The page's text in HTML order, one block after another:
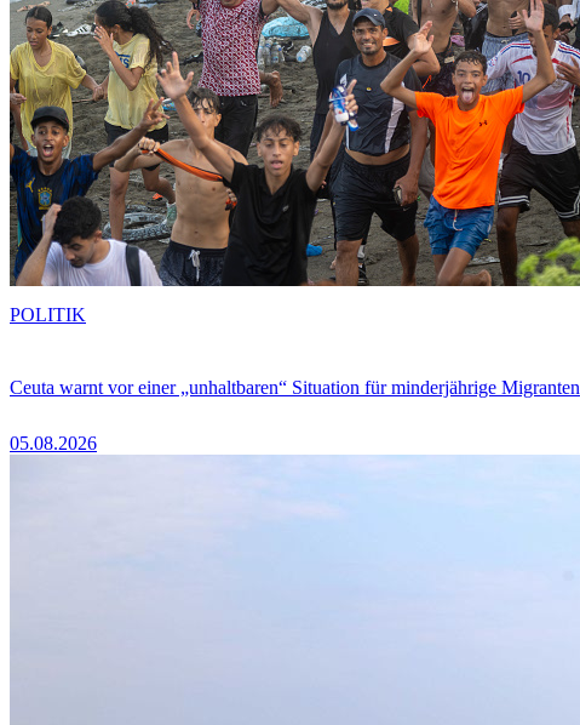
Ceuta warnt vor einer „unhaltbaren“ Situation für minderjährige Migranten
05.08.2026
POLITIK